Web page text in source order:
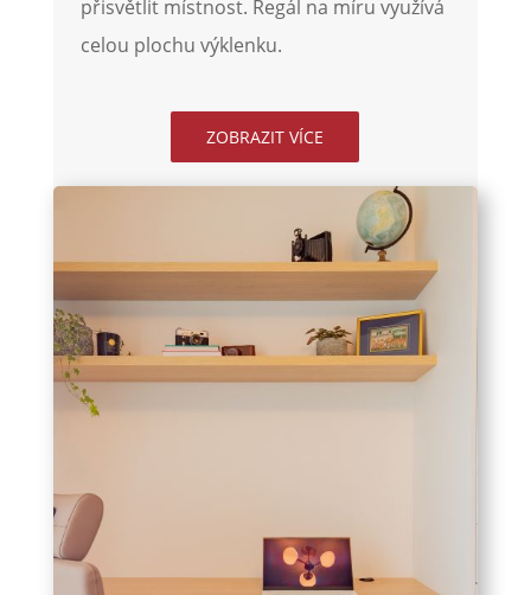
přisvětlit místnost. Regál na míru využívá
celou plochu výklenku.
ZOBRAZIT VÍCE